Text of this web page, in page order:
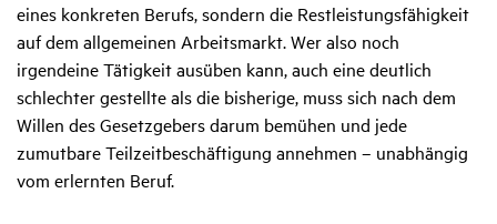
eines konkreten Berufs, sondern die Restleistungsfähigkeit
auf dem allgemeinen Arbeitsmarkt. Wer also noch
irgendeine Tätigkeit ausüben kann, auch eine deutlich
schlechter gestellte als die bisherige, muss sich nach dem
Willen des Gesetzgebers darum bemühen und jede
zumutbare Teilzeitbeschäftigung annehmen – unabhängig
vom erlernten Beruf.